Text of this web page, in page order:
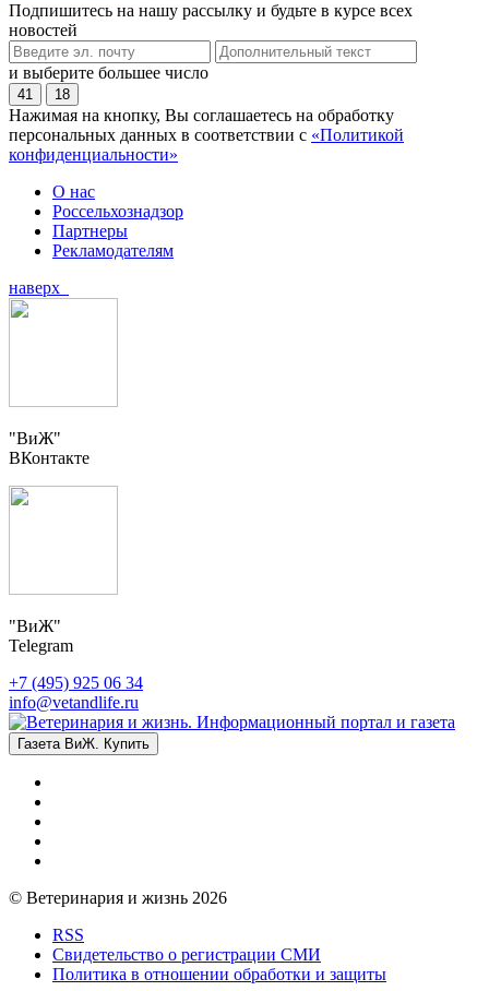
Подпишитесь на нашу рассылку и будьте в курсе всех
новостей
и выберите большее число
41 18
Нажимая на кнопку, Вы соглашаетесь на обработку
персональных данных в соответствии с «Политикой
конфиденциальности»
О нас
Россельхознадзор
Партнеры
Рекламодателям
наверх
"ВиЖ"
ВКонтакте
"ВиЖ"
Telegram
+7 (495) 925 06 34
info@vetandlife.ru
Газета ВиЖ. Купить
© Ветеринария и жизнь 2026
RSS
Свидетельство о регистрации СМИ
Политика в отношении обработки и защиты